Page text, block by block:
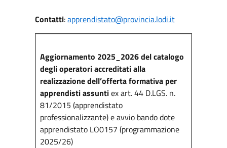
Contatti:apprendistato@provincia.lodi.it
Aggiornamento 2025_2026 del catalogo
degli operatori accreditati alla
realizzazione dell’offerta formativa per
apprendisti assuntiex art. 44 D.LGS. n.
81/2015 (apprendistato
professionalizzante) e avvio bando dote
apprendistato LO0157 (programmazione
2025/26)